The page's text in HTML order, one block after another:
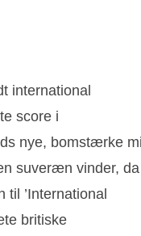
international
score i
nye, bomstærke
suveræn vinder, da
til ’International
britiske